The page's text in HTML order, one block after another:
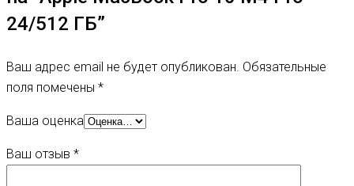
24/512 ГБ”
Ваш адрес email не будет опубликован. Обязательные
поля помечены *
Ваша оценка
Ваш отзыв *